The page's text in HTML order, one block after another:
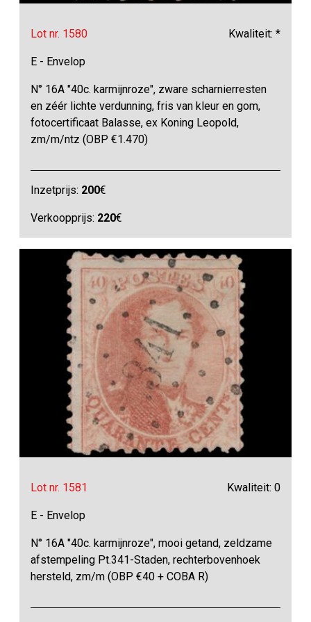
Lot nr. 1580 Kwaliteit: *
E - Envelop
N° 16A "40c. karmijnroze", zware scharnierresten
en zéér lichte verdunning, fris van kleur en gom,
fotocertificaat Balasse, ex Koning Leopold,
zm/m/ntz (OBP €1.470)
Inzetprijs: 200€
Verkoopprijs: 220€
Lot nr. 1581 Kwaliteit: 0
E - Envelop
N° 16A "40c. karmijnroze", mooi getand, zeldzame
afstempeling Pt.341-Staden, rechterbovenhoek
hersteld, zm/m (OBP €40 + COBA R)